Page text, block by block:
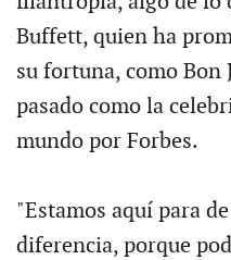
Buffett, quien ha
su fortuna, como Bon
pasado como la
mundo por Forbes.
"Estamos aquí para
diferencia, porque